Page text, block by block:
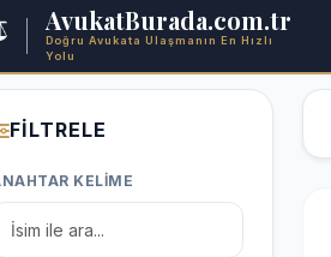
AvukatBurada.com.tr
Doğru Avukata Ulaşmanın En Hızlı
Yolu
FİLTRELE
KELİME